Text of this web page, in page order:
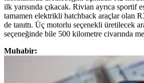
ilk yarısında çıkacak. Rivian ayrıca sportif
tamamen elektrikli hatchback araçlar olan
de tanıttı. Üç motorlu seçenekli üretilecek
seçeneğinde bile 500 kilometre civarında
Muhabir: